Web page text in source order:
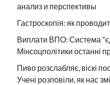
анализ и перспективы
Гастроскопія: як
Виплати ВПО: Система
Мінсоцполітики останні
Пиво розслабляє, віскі
Учені розповіли, як нас